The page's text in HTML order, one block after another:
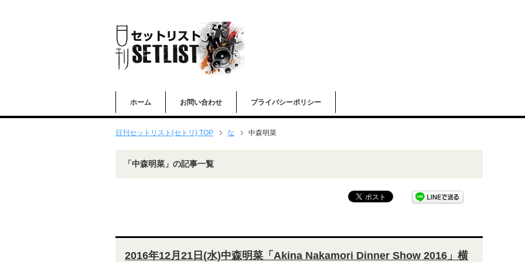
ホーム お問い合わせ プライバシーポリシー
日刊セットリスト(セトリ) TOP な 中森明菜
「中森明菜」の記事一覧
2016年12月21日(水)中森明菜「Akina Nakamori Dinner Show 2016」横